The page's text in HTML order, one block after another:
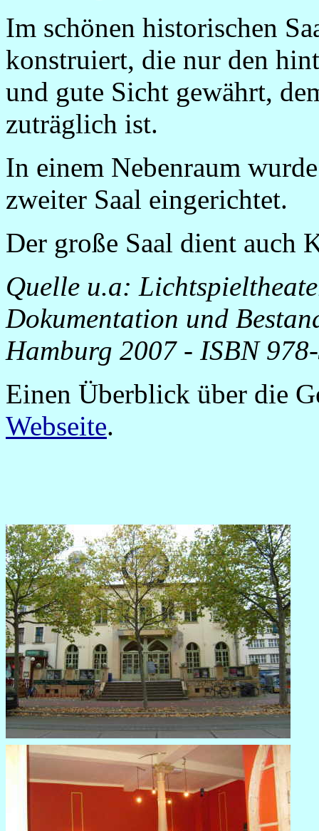
Im schönen historischen
konstruiert, die nur den
und gute Sicht gewährt,
zuträglich ist.
In einem Nebenraum
zweiter Saal eingerichtet.
Der große Saal dient auch
Quelle u.a:
Dokumentation und
Hamburg 2007- ISBN
Einen Überblick über die
Webseite.